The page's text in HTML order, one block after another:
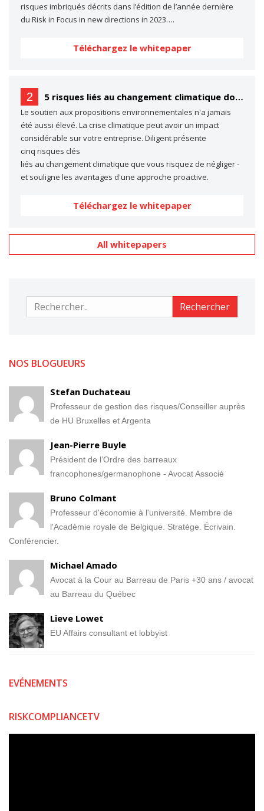
risques imbriqués décrits dans l’édition de l’année dernière
du Risk in Focus in new directions in 2023….
Téléchargez le whitepaper
2 5 risques liés au changement climatique dont vous ne parlez probablement pas… (mais dont vous devriez parler)
Le soutien aux propositions environnementales n'a jamais
été aussi élevé. La crise climatique peut avoir un impact
considérable sur votre entreprise. Diligent présente
cinq risques clés
liés au changement climatique que vous risquez de négliger -
et souligne les avantages d'une approche proactive.
Téléchargez le whitepaper
All whitepapers
Rechercher Rechercher
NOS BLOGUEURS
Stefan Duchateau
Professeur de gestion des risques/Conseiller auprès
de HU Bruxelles et Argenta
Jean-Pierre Buyle
Président de l’Ordre des barreaux
francophones/germanophone - Avocat Associé
Bruno Colmant
Professeur d'économie à l'université. Membre de
l'Académie royale de Belgique. Stratège. Écrivain.
Conférencier.
Michael Amado
Avocat à la Cour au Barreau de Paris +30 ans / avocat
au Barreau du Québec
Lieve Lowet
EU Affairs consultant et lobbyist
EVÉNEMENTS
RISKCOMPLIANCETV